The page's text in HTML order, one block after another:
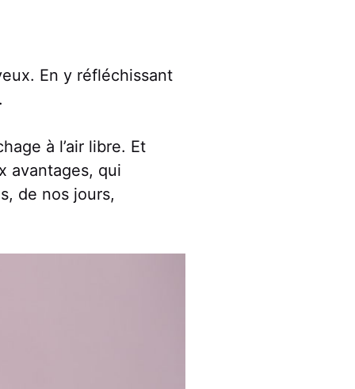
En y réfléchissant
à l’air libre. Et
avantages, qui
de nos jours,